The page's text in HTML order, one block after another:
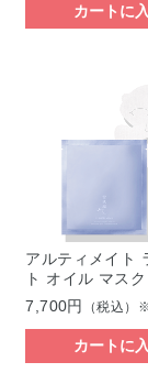
カートに
アルティメイト
ト オイル マス
7,700円
（税込）
カートに